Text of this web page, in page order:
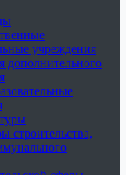
учреждения
дополнительного
строительства,